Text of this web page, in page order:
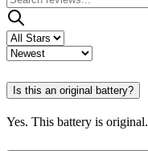
Is this an original battery?
Yes. This battery is original.